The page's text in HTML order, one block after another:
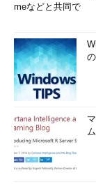
meなどと共同で